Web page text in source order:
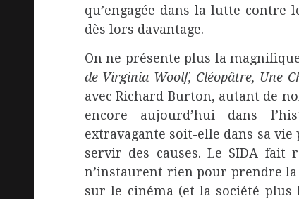
qu’engagée dans la lutte contre
dès lors davantage.
On ne présente plus la
de Virginia Woolf, Cléopâtre, Une
avec Richard Burton, autant de
encore aujourd’hui dans
extravagante soit-elle dans sa
servir des causes. Le SIDA fait
n’instaurent rien pour prendre la
sur le cinéma (et la société plus